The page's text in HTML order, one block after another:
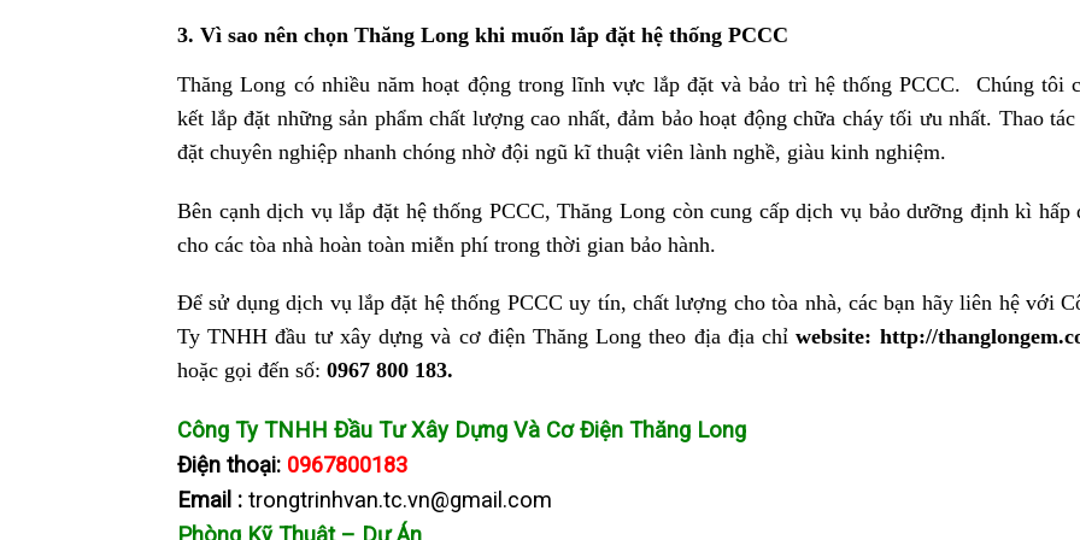
3. Vì sao nên chọn Thăng Long khi muốn lắp đặt hệ thống PCCC
Thăng Long có nhiều năm hoạt động trong lĩnh vực lắp đặt và bảo trì hệ thống PCCC. Chúng tôi
kết lắp đặt những sản phẩm chất lượng cao nhất, đảm bảo hoạt động chữa cháy tối ưu nhất. Thao
đặt chuyên nghiệp nhanh chóng nhờ đội ngũ kĩ thuật viên lành nghề, giàu kinh nghiệm.
Bên cạnh dịch vụ lắp đặt hệ thống PCCC, Thăng Long còn cung cấp dịch vụ bảo dưỡng định kì hấp
cho các tòa nhà hoàn toàn miễn phí trong thời gian bảo hành.
Để sử dụng dịch vụ lắp đặt hệ thống PCCC uy tín, chất lượng cho tòa nhà, các bạn hãy liên hệ với
Ty TNHH đầu tư xây dựng và cơ điện Thăng Long theo địa địa chỉwebsite: http://
hoặc gọi đến số: 0967 800 183.
Công Ty TNHH Đầu Tư Xây Dựng Và Cơ Điện Thăng Long
Điện thoại: 0967800183
Email : trongtrinhvan.tc.vn@gmail.com
Phòng Kỹ Thuật – Dự Án